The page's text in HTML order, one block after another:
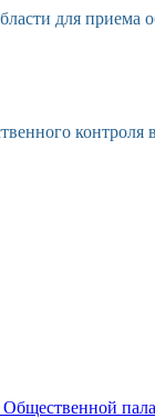
для приема